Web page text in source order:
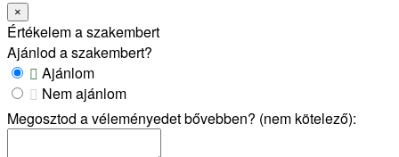
×
Értékelem a szakembert
Ajánlod a szakembert?
Ajánlom
Nem ajánlom
Megosztod a véleményedet bővebben? (nem kötelező):